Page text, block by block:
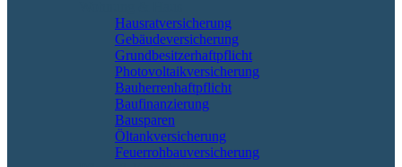
Hausratversicherung
Gebäudeversicherung
Grundbesitzerhaftpflicht
Photovoltaikversicherung
Bauherrenhaftpflicht
Baufinanzierung
Bausparen
Öltankversicherung
Feuerrohbauversicherung